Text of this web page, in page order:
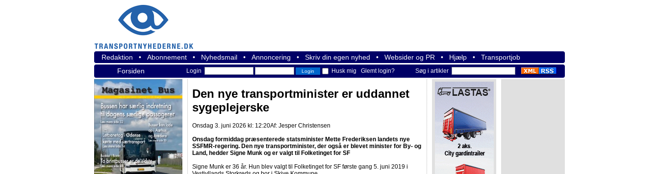
Redaktion • Abonnement • Nyhedsmail • Annoncering • Skriv din egen nyhed • Websider og PR • Hjælp • Transportjob
Forsiden
Login Husk mig Glemt login? Søg i artikler
Den nye transportminister er uddannet
sygeplejerske
Onsdag 3. juni 2026 kl: 12:20Af: Jesper Christensen
Onsdag formiddag præsenterede statsminister Mette Frederiksen landets nye
SSFMR-regering. Den nye transportminister, der også er blevet minister for By- og
Land, hedder Signe Munk og er valgt til Folketinget for SF
Signe Munk er 36 år. Hun blev valgt til Folketinget for SF første gang 5. juni 2019 i